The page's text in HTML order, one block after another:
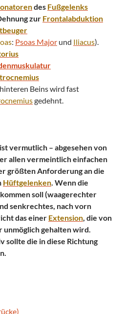
des Fußgelenks
zur Frontalabduktion
: Psoas Major und Iliacus).
Beins wird fast
gedehnt.
vermutlich – abgesehen von
allen vermeintlich einfachen
größten Anforderung an die
Hüftgelenken. Wenn die
soll (waagerechter
senkrechtes, nach vorn
das einer Extension, die von
unmöglich gehalten wird.
sollte die in diese Richtung